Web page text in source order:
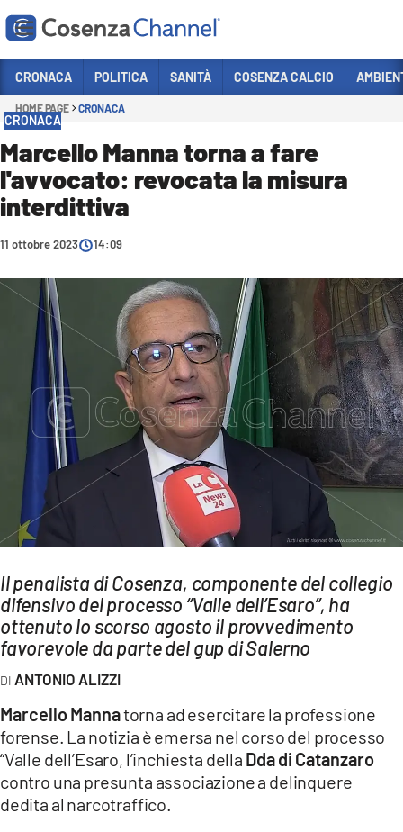
Sezioni
POLITICA
COSENZA CALCIO
ECONOMIA E LAVORO
SANITÀ
SPORT
CULTURA
AMBIENTE
Streaming
LAC TV
LAC NETWORK
LAC ONAIR
LaC
Network
LACPLAY.IT
LACTV.IT
LACONAIR.IT
LACITYMAG.IT
ILREGGINO.IT
COSENZACHANNEL.IT
CRONACA POLITICA SANITÀ COSENZA CALCIO
HOME PAGE CRONACA
CRONACA
Marcello Manna torna a fare
l'avvocato: revocata la misura
interdittiva
11 ottobre 2023 14:09
Il penalista di Cosenza, componente del collegio
difensivo del processo “Valle dell’Esaro”, ha
ottenuto lo scorso agosto il provvedimento
favorevole da parte del gup di Salerno
ANTONIO ALIZZI
Marcello Mannatorna ad esercitare la professione
forense. La notizia è emersa nel corso del processo
“Valle dell’Esaro, l’inchiesta della Dda di Catanzaro
contro una presunta associazione a delinquere
dedita al narcotraffico.